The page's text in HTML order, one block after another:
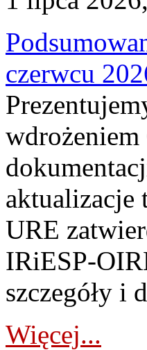
czerwcu
wdrożeniem
aktualizacje
URE
szczegóły i
Więcej...